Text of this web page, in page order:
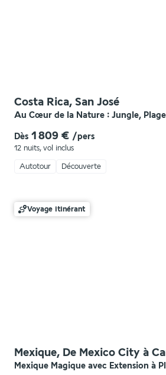
Costa Rica, San José
Au Cœur de la Nature : Jungle,
Dès 1 809 € /pers
12 nuits, vol inclus
Autotour Découverte
Voyage itinérant
Mexique, De Mexico City à
Mexique Magique avec Extension à